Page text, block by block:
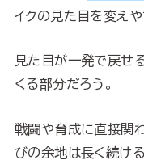
イクの見た目を変えや
見た目が一発で戻せ
くる部分だろう。
戦闘や育成に直接関
びの余地は長く続け